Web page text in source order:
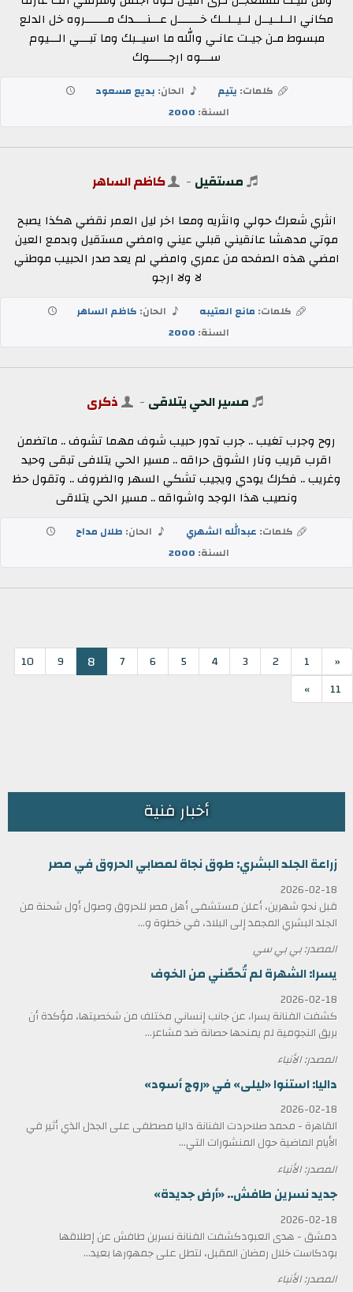
مكاني الــلــيــل لــيــلــك خـــــــل عـــنــــدك مـــــــروه خل الدلع
مبسوط مـن جيـت عانـي والله ما اسيــبك وما تبـــي الـــيوم
ســـوه ارجــــــوك
كلمات: يتيم الحان: بديع مسعود
السنة: 2000
مستقيل - كاظم الساهر
انثري شعرك حولي وانثريه ومعا اخر ليل العمر نقضي هكذا يصبح
موتي مدهشا عانقيني قبلي عيني وامضي مستقيل وبدمع العين
امضي هذه الصفحه من عمري وامضي لم يعد صدر الحبيب موطني
لا ولا ارجو
كلمات: مانع العتيبه الحان: كاظم الساهر
السنة: 2000
مسير الحي يتلاقى - ذكرى
روح وجرب تغيب .. جرب تدور حبيب شوف مهما تشوف .. ماتضمن
اقرب قريب ونار الشوق حراقه .. مسير الحي يتلافى تبقى وحيد
وغريب .. فكرك يودي ويجيب تشكي السهر والضروف .. وتقول حظ
ونصيب هذا الوجد واشواقه .. مسير الحي يتلاقى
كلمات: عبدالله الشهري الحان: طلال مداح
السنة: 2000
«
1
2
3
4
5
6
7
8
9
10
11
»
أخبار فنية
زراعة الجلد البشري: طوق نجاة لمصابي الحروق في مصر
2026-02-18
قبل نحو شهرين، أعلن مستشفى أهل مصر للحروق وصول أول شحنة من
الجلد البشري المجمد إلى البلاد، في خطوة و...
المصدر: بي بي سي
يسرا: الشهرة لم تُحصّني من الخوف
2026-02-18
كشفت الفنانة يسرا، عن جانب إنساني مختلف من شخصيتها، مؤكدة أن
بريق النجومية لم يمنحها حصانة ضد مشاعر...
المصدر: الأنباء
داليا: استنوا «ليلى» في «روج أسود»
2026-02-18
القاهرة - محمد صلاحردت الفنانة داليا مصطفى على الجدل الذي أثير في
الأيام الماضية حول المنشورات التي...
المصدر: الأنباء
جديد نسرين طافش.. «أرض جديدة»
2026-02-18
دمشق - هدى العبودكشفت الفنانة نسرين طافش عن إطلاقها
بودكاست خلال رمضان المقبل، لتطل على جمهورها بعيد...
المصدر: الأنباء